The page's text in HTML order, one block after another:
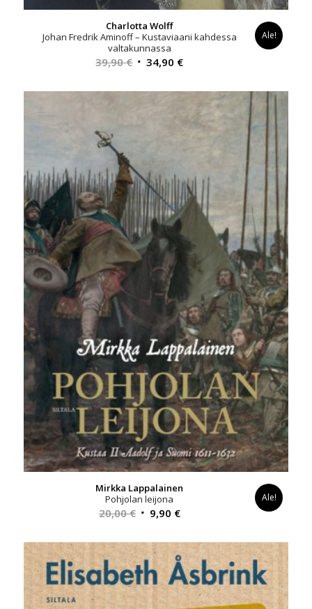
Charlotta Wolff
Johan Fredrik Aminoff – Kustaviaani kahdessa
valtakunnassa
39,90€ Alkuperäinen
oli:
34,90 €Nykyinen
on:
34,90 €.
Ale!
Mirkka Lappalainen
Pohjolan leijona
20,00€ Alkuperäinen
oli:
20,00 €.
9,90 €Nykyinen
on:
9,90 €.
Ale!